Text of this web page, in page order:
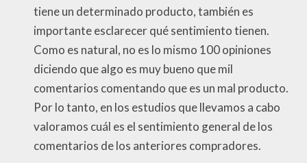
tiene un determinado producto, también es
importante esclarecer qué sentimiento tienen.
Como es natural, no es lo mismo 100 opiniones
diciendo que algo es muy bueno que mil
comentarios comentando que es un mal producto.
Por lo tanto, en los estudios que llevamos a cabo
valoramos cuál es el sentimiento general de los
comentarios de los anteriores compradores.